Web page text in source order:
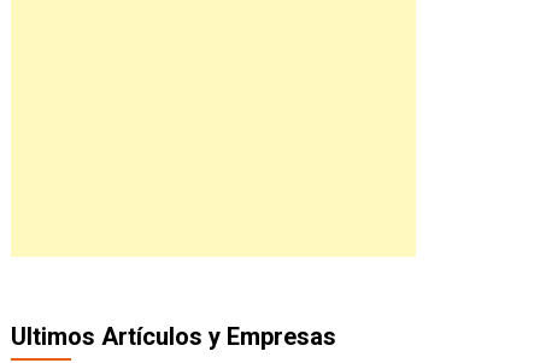
Ultimos Artículos y Empresas